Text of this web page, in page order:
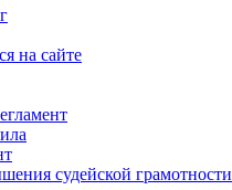
на сайте
судейской грамотности